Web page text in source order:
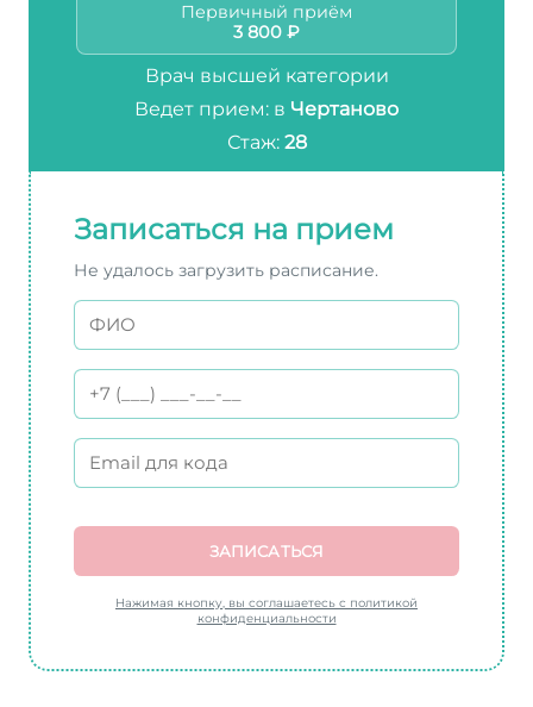
Первичный приём
3 800 ₽
Врач высшей категории
Ведет прием: в Чертаново
Стаж: 28
Записаться на прием
Не удалось загрузить расписание.
ЗАПИСАТЬСЯ
Нажимая кнопку, вы соглашаетесь с политикой
конфиденциальности